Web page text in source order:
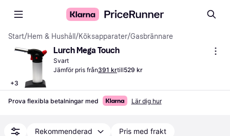
Start/Hem & Hushåll /Köksapparater/Gasbrännare
+3
Lurch Mega Touch
Svart
Jämför pris från391 krtill529 kr
Prova flexibla betalningar med Lär dig hur
Rekommenderad Pris med frakt